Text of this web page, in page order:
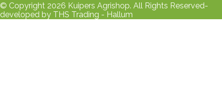
© Copyright 2026 Kuipers Agrishop. All Rights Reserved-
developed by THS Trading - Hallum